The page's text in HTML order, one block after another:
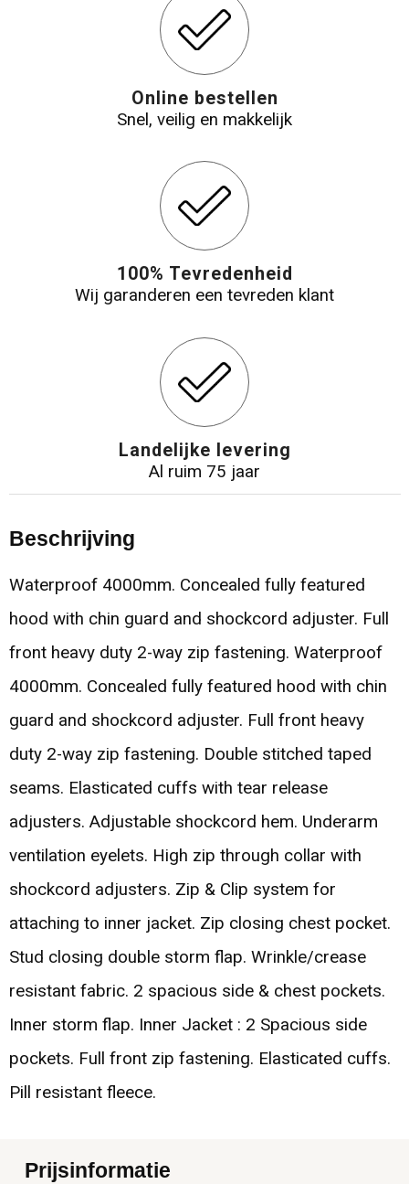
Online bestellen
Snel, veilig en makkelijk
100% Tevredenheid
Wij garanderen een tevreden klant
Landelijke levering
Al ruim 75 jaar
Beschrijving
Waterproof 4000mm. Concealed fully featured
hood with chin guard and shockcord adjuster. Full
front heavy duty 2-way zip fastening. Waterproof
4000mm. Concealed fully featured hood with chin
guard and shockcord adjuster. Full front heavy
duty 2-way zip fastening. Double stitched taped
seams. Elasticated cuffs with tear release
adjusters. Adjustable shockcord hem. Underarm
ventilation eyelets. High zip through collar with
shockcord adjusters. Zip & Clip system for
attaching to inner jacket. Zip closing chest pocket.
Stud closing double storm flap. Wrinkle/crease
resistant fabric. 2 spacious side & chest pockets.
Inner storm flap. Inner Jacket : 2 Spacious side
pockets. Full front zip fastening. Elasticated cuffs.
Pill resistant fleece.
Prijsinformatie